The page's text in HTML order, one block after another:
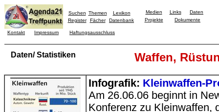
Suchen Themen
Lexikon
Register
Fächer Datenbank
Medien Links
Daten
Projekte
Dokumente
Kontakt Impressum Haftungsausschluss
Daten/ Statistiken Waffen,
Infografik: Kleinwaffen-
Am 26.06.06 beginnt in
Konferenz zu Kleinwaffen,